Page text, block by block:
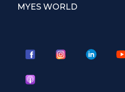
MYES WORLD